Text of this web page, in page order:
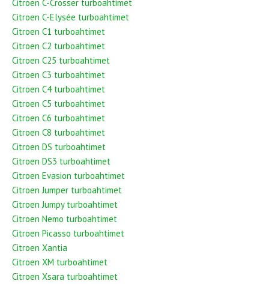
Citroen C-Crosser turboahtimet
Citroen C-Elysée turboahtimet
Citroen C1 turboahtimet
Citroen C2 turboahtimet
Citroen C25 turboahtimet
Citroen C3 turboahtimet
Citroen C4 turboahtimet
Citroen C5 turboahtimet
Citroen C6 turboahtimet
Citroen C8 turboahtimet
Citroen DS turboahtimet
Citroen DS3 turboahtimet
Citroen Evasion turboahtimet
Citroen Jumper turboahtimet
Citroen Jumpy turboahtimet
Citroen Nemo turboahtimet
Citroen Picasso turboahtimet
Citroen Xantia
Citroen XM turboahtimet
Citroen Xsara turboahtimet